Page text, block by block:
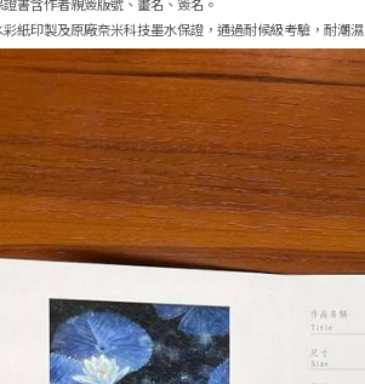
紙印製及原廠奈米科技墨水保證，通過耐候級考驗，耐潮